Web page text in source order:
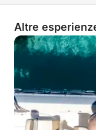
Altre